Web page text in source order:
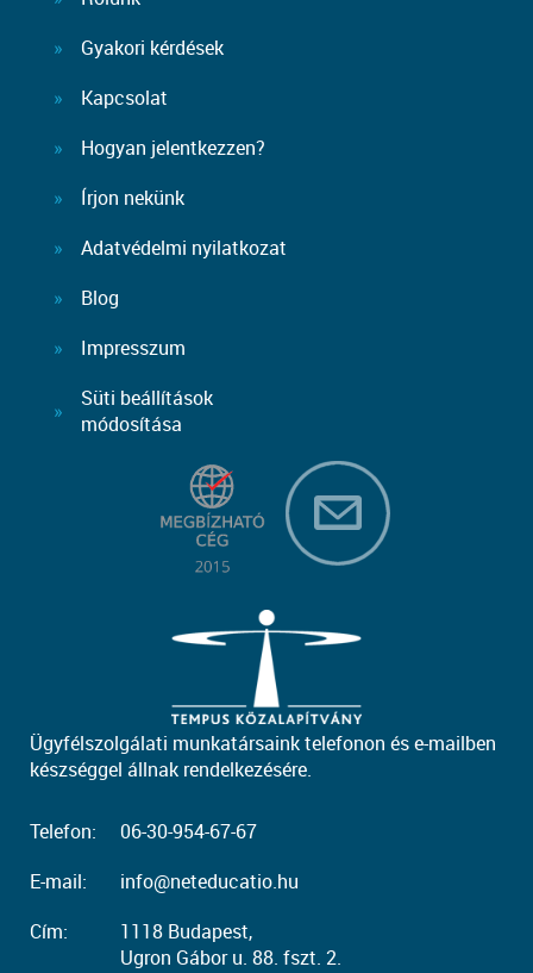
Gyakori kérdések
Kapcsolat
Hogyan jelentkezzen?
Írjon nekünk
Adatvédelmi nyilatkozat
Blog
Impresszum
Süti beállítások
módosítása
Ügyfélszolgálati munkatársaink telefonon és e-mailben
készséggel állnak rendelkezésére.
Telefon:
06-30-954-67-67
E-mail:
info@neteducatio.hu
Cím:
1118 Budapest,
Ugron Gábor u. 88. fszt. 2.